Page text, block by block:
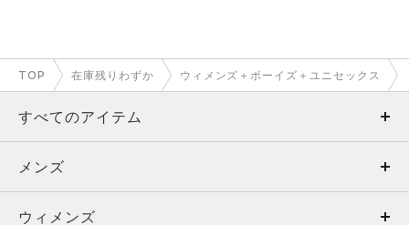
TOP 在庫残りわずか ウィメンズ＋ボーイズ＋ユニセックス
すべてのアイテム
メンズ
ウィメンズ
メンズ
トップス
ウィメンズ